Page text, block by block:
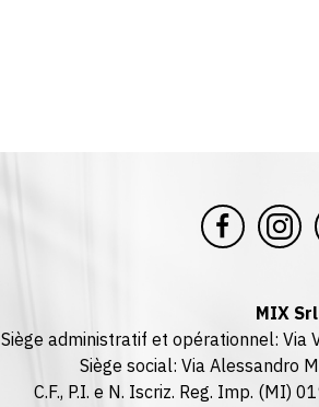
MIX
Siège administratif et opérationnel: Via
Siège social: Via Alessandro
C.F., P.I. e N. Iscriz. Reg. Imp. (MI)